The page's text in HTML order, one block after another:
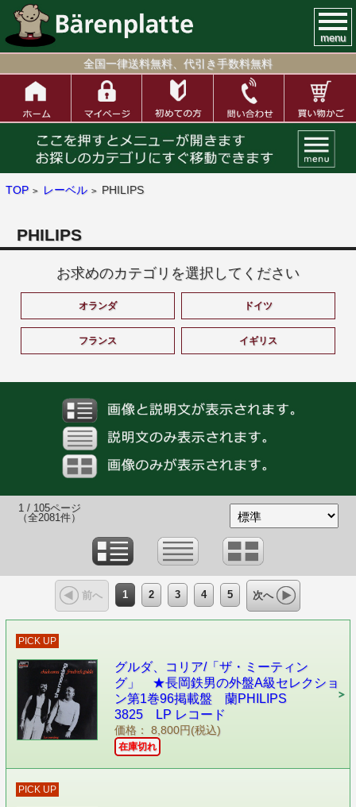
menu
全国一律送料無料、代引き手数料無料
TOP > レーベル > PHILIPS
PHILIPS
お求めのカテゴリを選択してください
オランダ ドイツ
フランス イギリス
1 / 105ページ
（全2081件）
前へ 1 2 3 4 5 次へ
PICK UP
グルダ、コリア/「ザ・ミーティン
グ」 ★長岡鉄男の外盤A級セレクショ
ン第1巻96掲載盤 蘭PHILIPS
3825 LP レコード
価格： 8,800円(税込)
在庫切れ
PICK UP